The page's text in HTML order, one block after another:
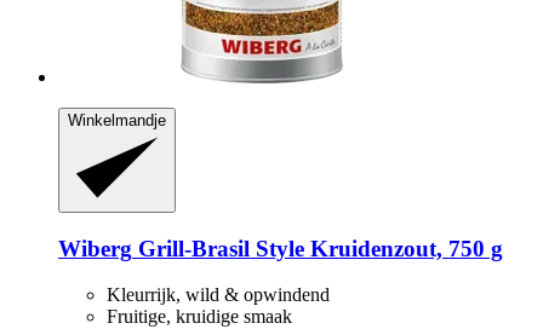
Winkelmandje
Wiberg Grill-​Brasil Style Kruidenzout, 750 g
Kleurrijk, wild & opwindend
Fruitige, kruidige smaak